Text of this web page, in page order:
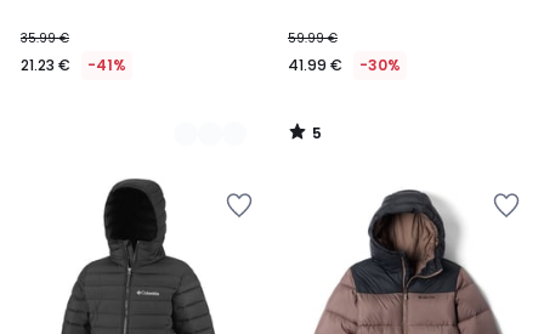
35.99 €
21.23 € -41%
59.99 €
41.99 € -30%
5
/